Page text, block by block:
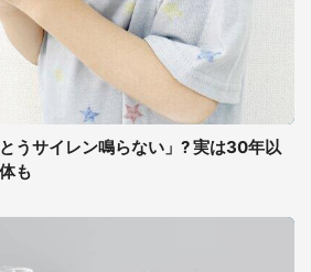
うサイレン鳴らない」? 実は30年以
も